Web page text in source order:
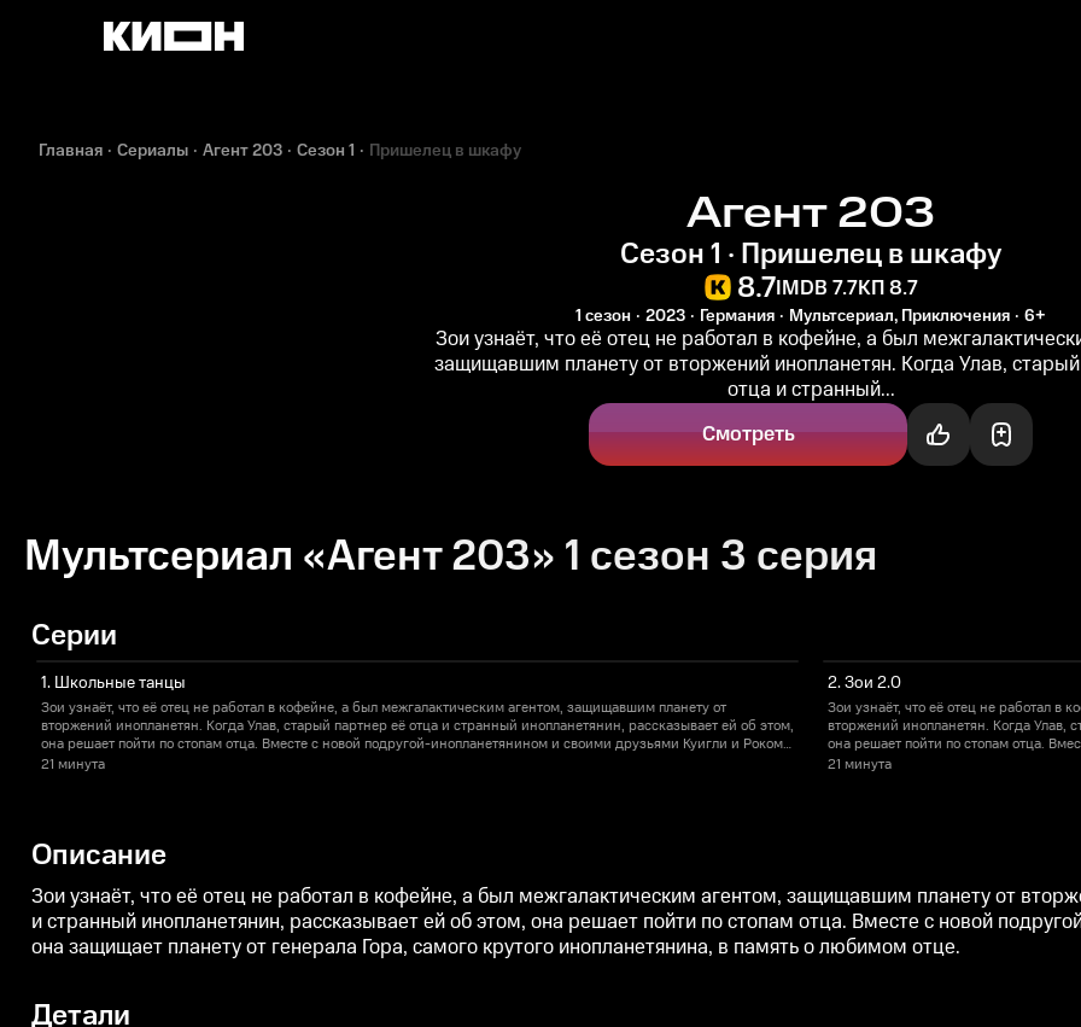
Главная Сериалы Агент 203 Сезон 1 Пришелец в шкафу
Агент 203
Сезон 1 · Пришелец в шкафу
8.7IMDB 7.7КП 8.7
1 сезон 2023 Германия Мультсериал, Приключения 6+
Зои узнаёт, что её отец не работал в кофейне, а был
защищавшим планету от вторжений инопланетян. Когда Улав,
отца и странный...
Смотреть
Мультсериал «Агент 203» 1 сезон 3 серия
Серии
1. Школьные танцы
Зои узнаёт, что её отец не работал в кофейне, а был межгалактическим агентом, защищавшим планету от
вторжений инопланетян. Когда Улав, старый партнер её отца и странный инопланетянин, рассказывает ей об этом,
она решает пойти по стопам отца. Вместе с новой подругой-инопланетянином и своими друзьями Куигли и Роком
она защищает планету от генерала Гора, самого крутого инопланетянина, в память о любимом отце.
21 минута
2. Зои 2.0
Зои узнаёт, что её отец не работал в
вторжений инопланетян. Когда Улав,
она решает пойти по стопам отца.
она защищает планету от генерала
21 минута
Описание
Зои узнаёт, что её отец не работал в кофейне, а был межгалактическим агентом, защищавшим планету от
и странный инопланетянин, рассказывает ей об этом, она решает пойти по стопам отца. Вместе с новой
она защищает планету от генерала Гора, самого крутого инопланетянина, в память о любимом отце.
Детали